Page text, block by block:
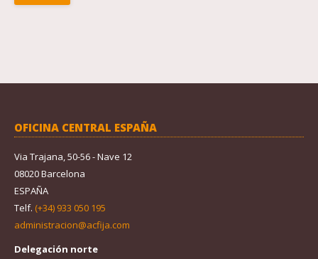
OFICINA CENTRAL ESPAÑA
Via Trajana, 50-56 - Nave 12
08020 Barcelona
ESPAÑA
Telf. (+34) 933 050 195
administracion@acfija.com
Delegación norte